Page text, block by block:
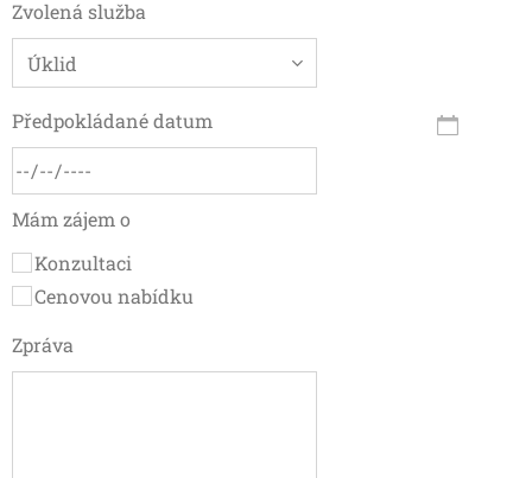
Zvolená služba
Předpokládané datum
Mám zájem o
Konzultaci
Cenovou nabídku
Zpráva